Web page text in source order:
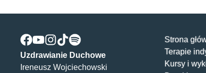
Uzdrawianie Duchowe
Ireneusz Wojciechowski
Strona
Terapie
Kursy i